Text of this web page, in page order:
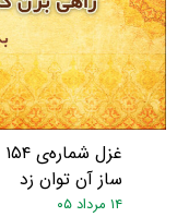
ساز آن توان زد
۱۴ مرداد ۰۵